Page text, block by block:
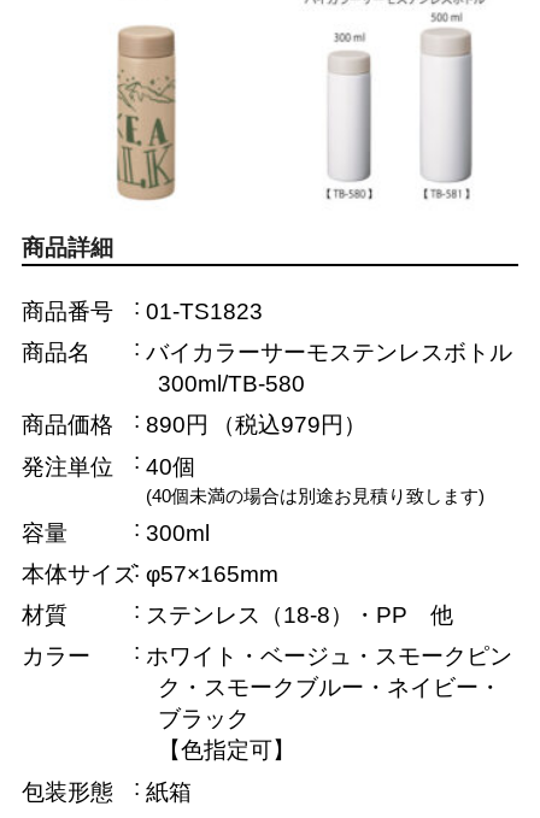
商品詳細
商品番号
01-TS1823
商品名
バイカラーサーモステンレスボトル
300ml/TB-580
商品価格
890円
（税込979円）
発注単位
40個
(40個未満の場合は別途お見積り致します)
容量
300ml
本体サイズ φ57×165mm
材質
ステンレス（18-8）・PP 他
カラー
ホワイト・ベージュ・スモークピン
ク・スモークブルー・ネイビー・
ブラック
【色指定可】
包装形態
紙箱